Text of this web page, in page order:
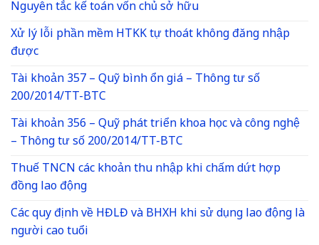
Nguyên tắc kế toán vốn chủ sở hữu
Xử lý lỗi phần mềm HTKK tự thoát không đăng nhập
được
Tài khoản 357 – Quỹ bình ổn giá – Thông tư số
200/2014/TT-BTC
Tài khoản 356 – Quỹ phát triển khoa học và công nghệ
– Thông tư số 200/2014/TT-BTC
Thuế TNCN các khoản thu nhập khi chấm dứt hợp
đồng lao động
Các quy định về HĐLĐ và BHXH khi sử dụng lao động là
người cao tuổi